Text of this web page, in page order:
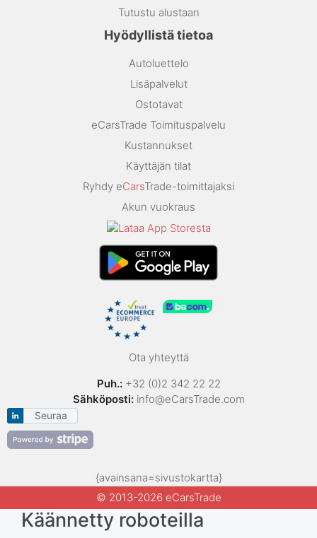
Tutustu alustaan
Hyödyllistä tietoa
Autoluettelo
Lisäpalvelut
Ostotavat
eCarsTrade Toimituspalvelu
Kustannukset
Käyttäjän tilat
Ryhdy eCarsTrade-toimittajaksi
Akun vuokraus
Ota yhteyttä
Puh.: +32 (0)2 342 22 22
Sähköposti: info@eCarsTrade.com
Seuraa
{avainsana=sivustokartta}
© 2013-2026 eCarsTrade
Käännetty roboteilla